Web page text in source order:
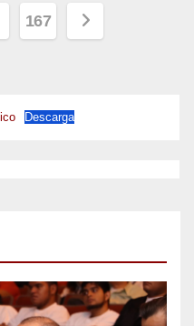
167
Descarga